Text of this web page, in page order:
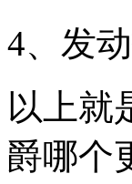
4、发
以上就
爵哪个